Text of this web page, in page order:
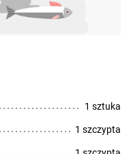
1 sztuka
1 szczypta